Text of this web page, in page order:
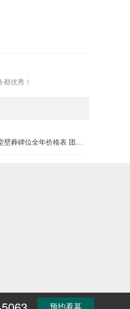
优秀！
壁葬碑位全年价格表 团购
预约看墓